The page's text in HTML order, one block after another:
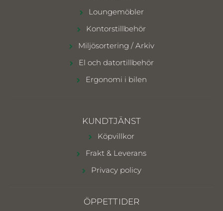
Loungemöbler
Kontorstillbehör
Miljösortering / Arkiv
El och datortillbehör
Ergonomi i bilen
KUNDTJÄNST
Köpvillkor
Frakt & Leverans
Privacy policy
ÖPPETTIDER